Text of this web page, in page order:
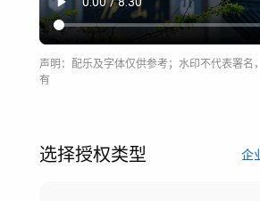
声明：配乐及字体仅供参考；水印不代表署名
有
选择授权类型 企